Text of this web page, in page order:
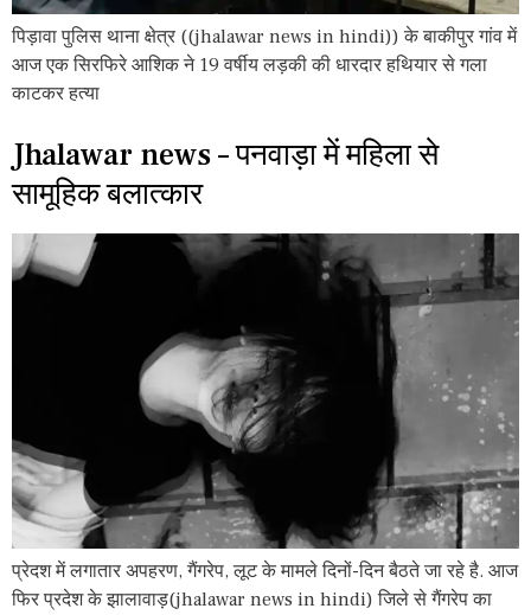
पिड़ावा पुलिस थाना क्षेत्र ((jhalawar news in hindi)) के बाकीपुर गांव में
आज एक सिरफिरे आशिक ने 19 वर्षीय लड़की की धारदार हथियार से गला
काटकर हत्या
Jhalawar news – पनवाड़ा में महिला से
सामूहिक बलात्कार
प्रेदश में लगातार अपहरण, गैंगरेप, लूट के मामले दिनों-दिन बैठते जा रहे है. आज
फिर प्रदेश के झालावाड़(jhalawar news in hindi) जिले से गैंगरेप का